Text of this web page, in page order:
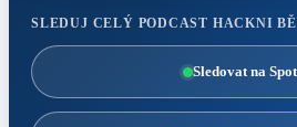
SLEDUJ CELÝ PODCAST HACKNI
Sledovat na